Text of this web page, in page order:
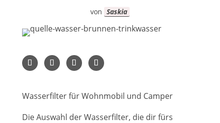
von Saskia
Wasserfilter für Wohnmobil und Camper
Die Auswahl der Wasserfilter, die dir fürs